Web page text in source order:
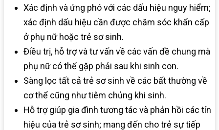
Xác định và ứng phó với các dấu hiệu nguy hiểm;
xác định dấu hiệu cần được chăm sóc khẩn cấp
ở phụ nữ hoặc trẻ sơ sinh.
Điều trị, hỗ trợ và tư vấn về các vấn đề chung mà
phụ nữ có thể gặp phải sau khi sinh con.
Sàng lọc tất cả trẻ sơ sinh về các bất thường về
cơ thể cũng như tiêm chủng khi sinh.
Hỗ trợ giúp gia đình tương tác và phản hồi các tín
hiệu của trẻ sơ sinh; mang đến cho trẻ sự tiếp